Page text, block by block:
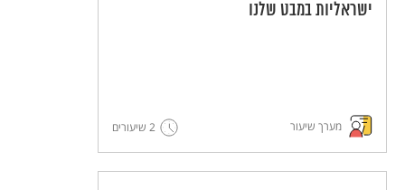
ישראליות במבט שלנו
מערך שיעור 2 שיעורים